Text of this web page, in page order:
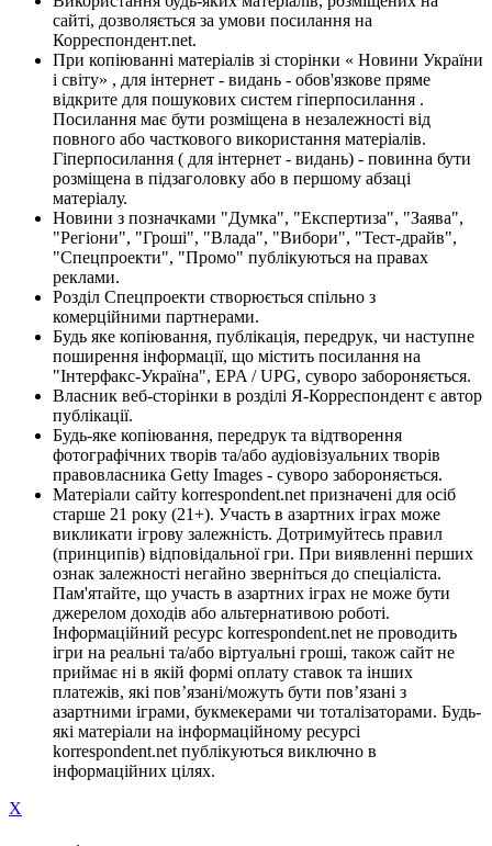
сайті, дозволяється за умови посилання на
Корреспондент.net.
При копіюванні матеріалів зі сторінки « Новини України
і світу» , для інтернет - видань - обов'язкове пряме
відкрите для пошукових систем гіперпосилання .
Посилання має бути розміщена в незалежності від
повного або часткового використання матеріалів.
Гіперпосилання ( для інтернет - видань) - повинна бути
розміщена в підзаголовку або в першому абзаці
матеріалу.
Новини з позначками "Думка", "Експертиза", "Заява",
"Регіони", "Гроші", "Влада", "Вибори", "Тест-драйв",
"Спецпроекти", "Промо" публікуються на правах
реклами.
Розділ Спецпроекти створюється спільно з
комерційними партнерами.
Будь яке копіювання, публікація, передрук, чи наступне
поширення інформації, що містить посилання на
"Інтерфакс-Україна", EPA / UPG, суворо забороняється.
Власник веб-сторінки в розділі Я-Корреспондент є автор
публікації.
Будь-яке копіювання, передрук та відтворення
фотографічних творів та/або аудіовізуальних творів
правовласника Getty Images - суворо забороняється.
Матеріали сайту korrespondent.net призначені для осіб
старше 21 року (21+). Участь в азартних іграх може
викликати ігрову залежність. Дотримуйтесь правил
(принципів) відповідальної гри. При виявленні перших
ознак залежності негайно зверніться до спеціаліста.
Пам'ятайте, що участь в азартних іграх не може бути
джерелом доходів або альтернативою роботі.
Інформаційний ресурс korrespondent.net не проводить
ігри на реальні та/або віртуальні гроші, також сайт не
приймає ні в якій формі оплату ставок та інших
платежів, які пов’язані/можуть бути пов’язані з
азартними іграми, букмекерами чи тоталізаторами. Будь-
які матеріали на інформаційному ресурсі
korrespondent.net публікуються виключно в
інформаційних цілях.
X